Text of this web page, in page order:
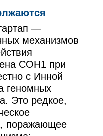
—
механизмов
СОН1 при
с Инной
геномных
Это редкое,
поражающее